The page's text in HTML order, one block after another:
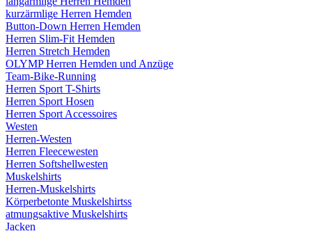
kurzärmlige Herren Hemden
Button-Down Herren Hemden
Herren Slim-Fit Hemden
Herren Stretch Hemden
OLYMP Herren Hemden und Anzüge
Team-Bike-Running
Herren Sport T-Shirts
Herren Sport Hosen
Herren Sport Accessoires
Westen
Herren-Westen
Herren Fleecewesten
Herren Softshellwesten
Muskelshirts
Herren-Muskelshirts
Körperbetonte Muskelshirtss
atmungsaktive Muskelshirts
Jacken